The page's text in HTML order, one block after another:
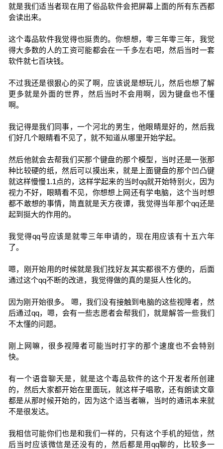
就是我们适当者现在用了俗品软件会把屏幕上面的所有东西都
会读出来。
这个毒品软件我觉得也挺贵的。你想想，零三年零三年，我觉
得大多数的人的工资可能都会在一千多左右吧，然后当时一套
软件就七百块钱。
不过我还是很狠心的买了啊，应该说是想玩儿，然后也想了解
更多就是外面的世界，然后当时不会用啊，因为键盘也不懂
啊。
我记得是我们同事，一个河北的男生，他眼睛是好的，然后我
们好几个眼睛看不见了，就不知道从哪里开始学起。
然后他就会去帮我们买那个键盘的那个模型，当时还是一张那
种比较硬的纸，然后可以摸出来，就是上面键盘的那个凹凸键
就这样慢慢1.1点的，这样学起来的当时qq就开始特别火，因为
视力不好，眼睛看不见，你想想上网还有学电脑，这个当时想
都不敢想的事情，简直就是天方夜谭，我觉得当年那个qq还是
起到挺大的作用的。
我觉得qq号应该是就零三年申请的，现在用应该有十五六年
了。
嗯，刚开始用的时候就是我们找好友其实都很不方便的，后面
通过这个qq不断的改进，我觉得做的真的是挺人性化的。
因为刚开始很多。 嗯，我们没有接触到电脑的这些视障者，然
后通过qq，嗯，会有一些志愿者会帮我们，就是解答一些我们
不太懂的问题。
刚上网嘛，很多视障者可能当时打字的那个速度也不会特别
快。
有一个语音聊天是，就是这个毒品软件的这个开发者所创建
的，然后大家都开始在里面玩，就这样子唱歌，还有朗读文章
都是从那时候开始的，因为这个适当者嘛，当时的通讯本来就
不是很发达。
我相信可能你们也是和我们一样的，只有这个手机的短信，然
后当时应该微信是还没有的，然后都是用qq聊的，比较多一